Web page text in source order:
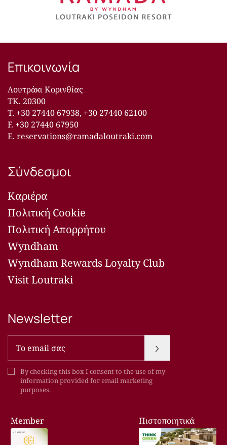
Επικοινωνία
Λουτράκι Κορινθίας
ΤΚ. 20300
T. +30 27440 67938, +30 27440 62100
F. +30 27440 67950
E. reservations@ramadaloutraki.com
Σύνδεσμοι
Καριέρα
Πολιτική Cookie
Πολιτική Απορρήτου
Wyndham
Wyndham Rewards Loyalty Club
Visit Loutraki
Newsletter
By checking this box I consent to the use of my
information provided for email marketing
purposes.
Member
of
Πιστοποιητικά